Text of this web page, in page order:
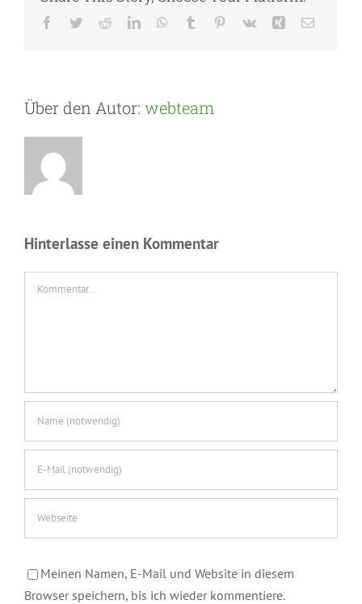
Facebook
TwitterRedditLinkedInWhatsApp
Tumblr Pinterest
Vk Xing E-
Über den Autor: webteam
Hinterlasse einen Kommentar
Meinen Namen, E-Mail und Website in diesem
Browser speichern, bis ich wieder kommentiere.